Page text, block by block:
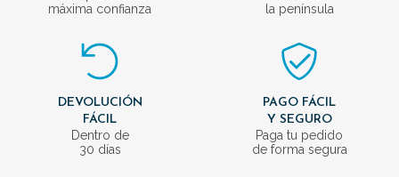
máxima confianza
la península
DEVOLUCIÓN
FÁCIL
Dentro de
30 días
PAGO FÁCIL
Y SEGURO
Paga tu pedido
de forma segura